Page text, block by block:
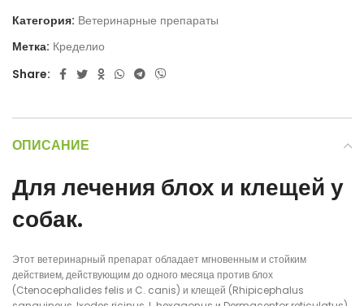
Категория: Ветеринарные препараты
Метка: Кределио
Share:
ОПИСАНИЕ
Для лечения блох и клещей у
собак.
Этот ветеринарный препарат обладает мгновенным и стойким
действием, действующим до одного месяца против блох
(Ctenocephalides felis и C. canis) и клещей (Rhipicephalus